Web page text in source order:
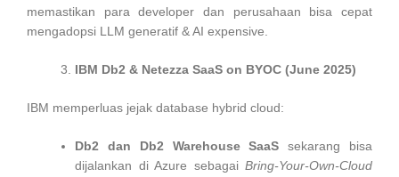
memastikan para developer dan perusahaan bisa cepat
mengadopsi LLM generatif & AI expensive.
IBM Db2 & Netezza SaaS on BYOC (June 2025)
IBM memperluas jejak database hybrid cloud:
Db2 dan Db2 Warehouse SaaS sekarang bisa
dijalankan di Azure sebagai Bring-Your-Own-Cloud